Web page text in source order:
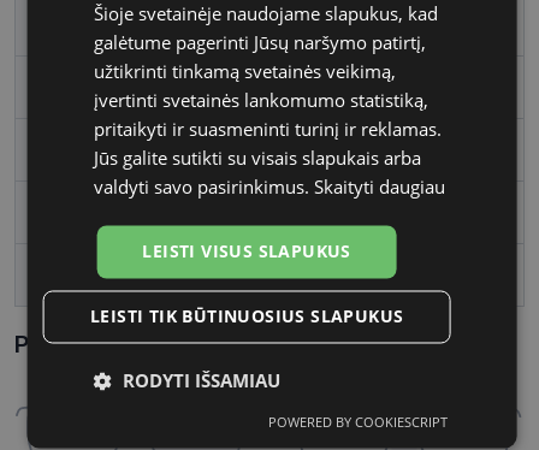
Rėmelio tipas Plastmasinis
Vartotojų grupė Moterims
Tarpnosės plotis, mm 16
Parametrai Kaip sužinoti savo akinių dydį?
Šioje svetainėje naudojame slapukus, kad
galėtume pagerinti Jūsų naršymo patirtį,
užtikrinti tinkamą svetainės veikimą,
įvertinti svetainės lankomumo statistiką,
pritaikyti ir suasmeninti turinį ir reklamas.
Jūs galite sutikti su visais slapukais arba
valdyti savo pasirinkimus. Skaityti daugiau
LEISTI VISUS SLAPUKUS
LEISTI TIK BŪTINUOSIUS SLAPUKUS
RODYTI IŠSAMIAU
Statistikos
Rinkodaros
POWERED BY COOKIESCRIPT